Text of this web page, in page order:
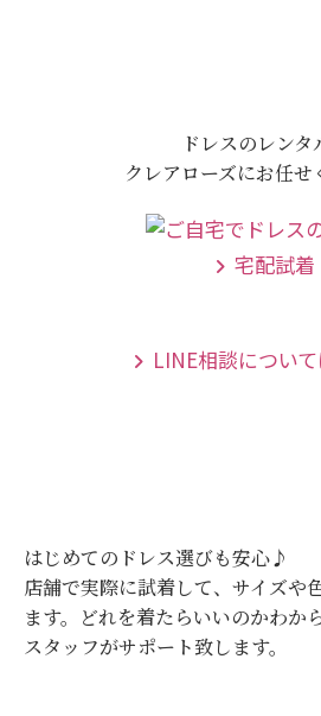
ドレスのレンタ
クレアローズにお任せ
宅配試着
LINE相談につい
はじめてのドレス選びも安心♪
店舗で実際に試着して、サイズや
ます。
どれを着たらいいのかわか
スタッフがサポート致します。